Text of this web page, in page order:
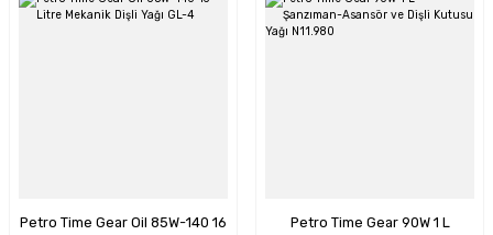
Petro Time Gear Oil 85W-140 16
Petro Time Gear 90W 1 L